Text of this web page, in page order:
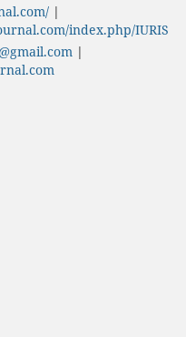
|
index.php/IURIS
|